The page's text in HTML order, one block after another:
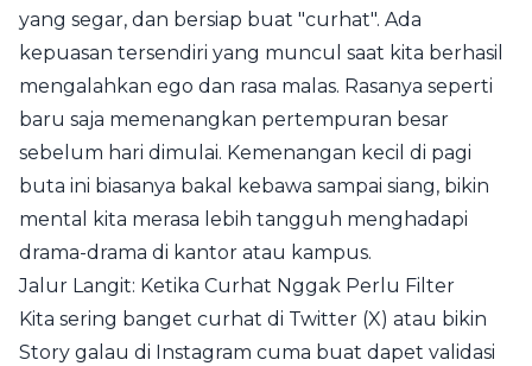
yang segar, dan bersiap buat "curhat". Ada
kepuasan tersendiri yang muncul saat kita berhasil
mengalahkan ego dan rasa malas. Rasanya seperti
baru saja memenangkan pertempuran besar
sebelum hari dimulai. Kemenangan kecil di pagi
buta ini biasanya bakal kebawa sampai siang, bikin
mental kita merasa lebih tangguh menghadapi
drama-drama di kantor atau kampus.
Jalur Langit: Ketika Curhat Nggak Perlu Filter
Kita sering banget curhat di Twitter (X) atau bikin
Story galau di Instagram cuma buat dapet validasi